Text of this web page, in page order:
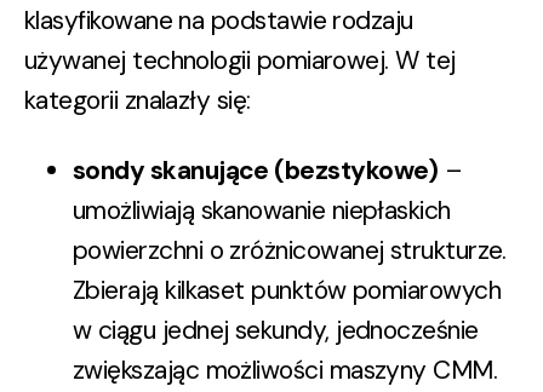
klasyfikowane na podstawie rodzaju
używanej technologii pomiarowej. W tej
kategorii znalazły się:
sondy skanujące (bezstykowe) –
umożliwiają skanowanie niepłaskich
powierzchni o zróżnicowanej strukturze.
Zbierają kilkaset punktów pomiarowych
w ciągu jednej sekundy, jednocześnie
zwiększając możliwości maszyny CMM.